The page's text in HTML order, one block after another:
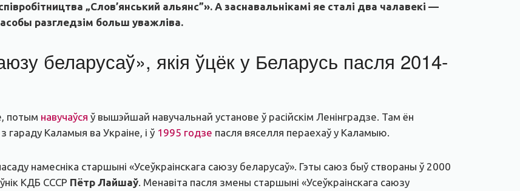
„Слов’янський альянс”». А заснавальнікамі яе сталі два чалавекі —
разгледзім больш уважліва.
беларусаў», якія ўцёк у Беларусь пасля 2014-
потым навучаўся ў вышэйшай навучальнай установе ў расійскім Ленінградзе. Там ён
з гараду Каламыя ва Украіне, і ў 1995 годзе пасля вяселля пераехаў у Каламыю.
намесніка старшыні «Усеўкраінскага саюзу беларусаў». Гэты саюз быў створаны ў 2000
КДБ СССР Пётр Лайшаў . Менавіта пасля змены старшыні «Усеўкраінскага саюзу